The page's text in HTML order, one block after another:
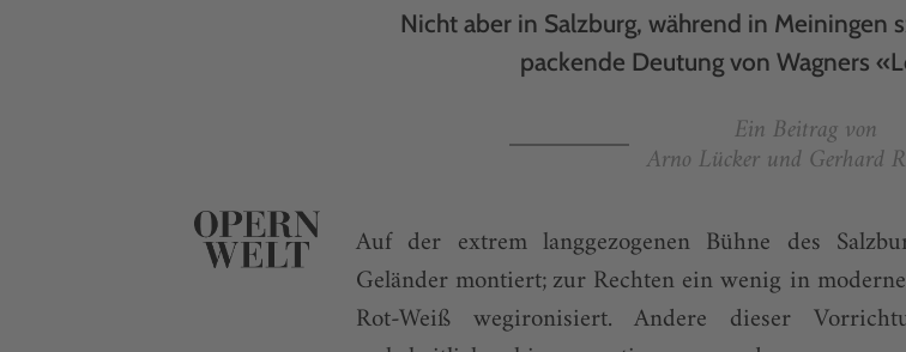
Nicht aber in Salzburg, während in Meiningen
packende Deutung von Wagners
Ein Beitrag von
Arno Lücker und Gerhard
Auf der extrem langgezogenen Bühne des
Geländer montiert; zur Rechten ein wenig in
Rot-Weiß wegironisiert. Andere dieser